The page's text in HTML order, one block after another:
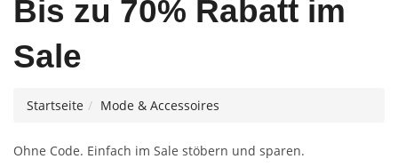
Bis zu 70% Rabatt im
Sale
Startseite Mode & Accessoires
Ohne Code. Einfach im Sale stöbern und sparen.